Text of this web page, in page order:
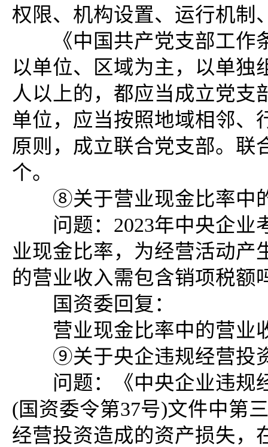
权限、机构设置、运行机制
《中国共产党支部工作
以单位、区域为主，以单独
人以上的，都应当成立党支
单位，应当按照地域相邻、
原则，成立联合党支部。联
个。
⑧关于营业现金比率中的
问题：2023年中央企业
业现金比率，为经营活动产
的营业收入需包含销项税额
国资委回复：
营业现金比率中的营业
⑨关于央企违规经营投资
问题：《中央企业违规
(国资委令第37号)文件中第
经营投资造成的资产损失，